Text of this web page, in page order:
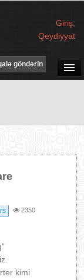
Giriş
Qeydiyyat
TV
göndərin
2350
kimi